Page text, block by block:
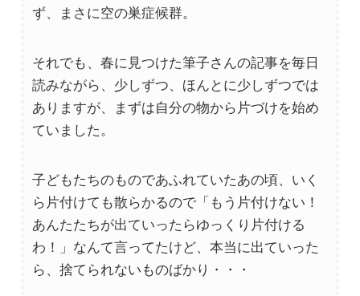
ず、まさに空の巣症候群。
それでも、春に見つけた筆子さんの記事を毎日
読みながら、少しずつ、ほんとに少しずつでは
ありますが、まずは自分の物から片づけを始め
ていました。
子どもたちのものであふれていたあの頃、いく
ら片付けても散らかるので「もう片付けない！
あんたたちが出ていったらゆっくり片付ける
わ！」なんて言ってたけど、本当に出ていった
ら、捨てられないものばかり・・・